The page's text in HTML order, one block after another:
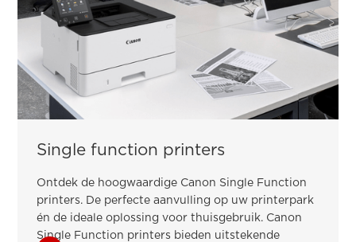
Single function printers
Ontdek de hoogwaardige Canon Single Function
printers. De perfecte aanvulling op uw printerpark
én de ideale oplossing voor thuisgebruik. Canon
Single Function printers bieden uitstekende